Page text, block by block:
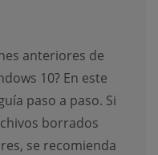
anteriores de
10? En este
paso a paso. Si
borrados
se recomienda